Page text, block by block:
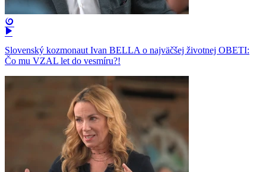
Slovenský kozmonaut Ivan BELLA o najväčšej životnej OBETI:
Čo mu VZAL let do vesmíru?!